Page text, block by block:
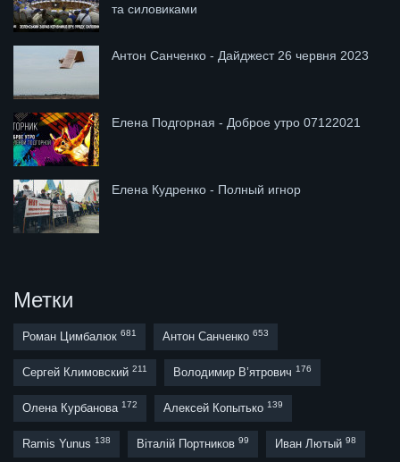
та силовиками
Антон Санченко - Дайджест 26 червня 2023
Елена Подгорная - Доброе утро 07122021
Елена Кудренко - Полный игнор
Метки
Роман Цимбалюк 681 Антон Санченко 653
Сергей Климовский 211 Володимир В’ятрович 176
Олена Курбанова 172 Алексей Копытько 139
Ramis Yunus 138 Віталій Портников 99 Иван Лютый 98